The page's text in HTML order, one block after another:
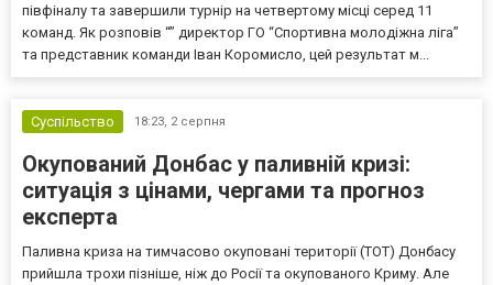
півфіналу та завершили турнір на четвертому місці серед 11
команд. Як розповів “” директор ГО “Спортивна молодіжна ліга”
та представник команди Іван Коромисло, цей результат м...
Суспільство 18:23, 2 серпня
Окупований Донбас у паливній кризі:
ситуація з цінами, чергами та прогноз
експерта
Паливна криза на тимчасово окуповані території (ТОТ) Донбасу
прийшла трохи пізніше, ніж до Росії та окупованого Криму. Але